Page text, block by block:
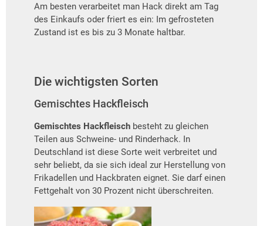
Am besten verarbeitet man Hack direkt am Tag
des Einkaufs oder friert es ein: Im gefrosteten
Zustand ist es bis zu 3 Monate haltbar.
Die wichtigsten Sorten
Gemischtes Hackfleisch
Gemischtes Hackfleisch besteht zu gleichen
Teilen aus Schweine- und Rinderhack. In
Deutschland ist diese Sorte weit verbreitet und
sehr beliebt, da sie sich ideal zur Herstellung von
Frikadellen und Hackbraten eignet. Sie darf einen
Fettgehalt von 30 Prozent nicht überschreiten.